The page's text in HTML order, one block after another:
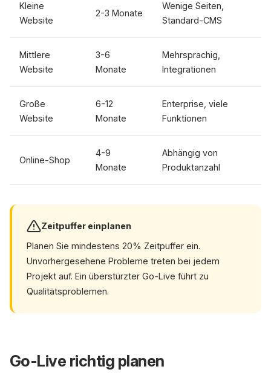
Kleine
Website
2-3 Monate
Wenige Seiten,
Standard-CMS
Mittlere
Website
3-6
Monate
Mehrsprachig,
Integrationen
Große
Website
6-12
Monate
Enterprise, viele
Funktionen
Online-Shop
4-9
Monate
Abhängig von
Produktanzahl
Zeitpuffer einplanen
Planen Sie mindestens 20% Zeitpuffer ein.
Unvorhergesehene Probleme treten bei jedem
Projekt auf. Ein überstürzter Go-Live führt zu
Qualitätsproblemen.
Go-Live richtig planen